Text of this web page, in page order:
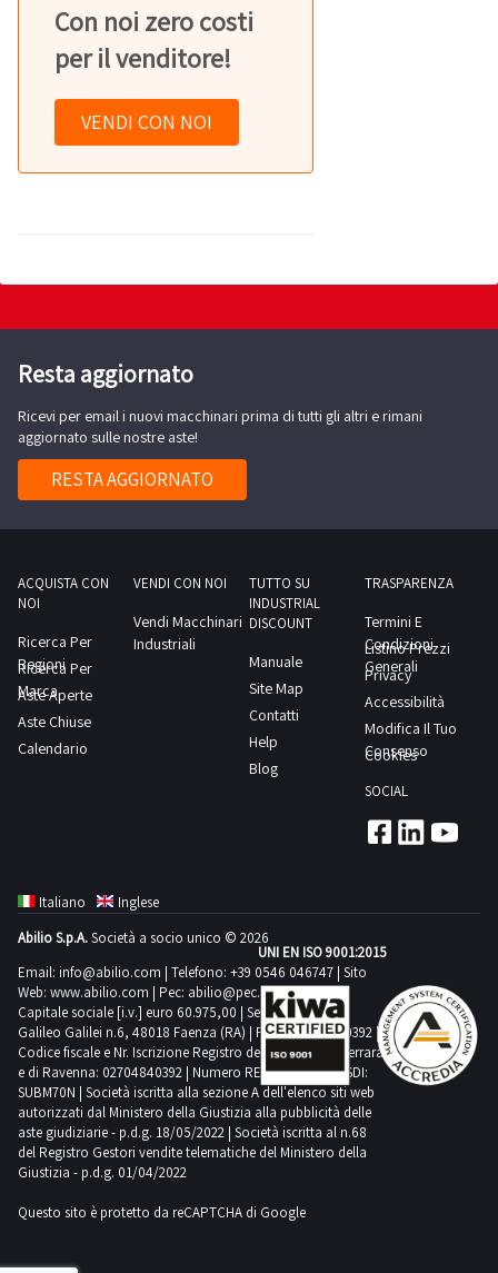
Con noi zero costi
per il venditore!
VENDI CON NOI
Resta aggiornato
Ricevi per email i nuovi macchinari prima di tutti gli altri e rimani
aggiornato sulle nostre aste!
RESTA AGGIORNATO
ACQUISTA CON
NOI
Ricerca Per
Regioni
Ricerca Per
Marca
Aste Aperte
Aste Chiuse
Calendario
VENDI CON NOI
Vendi Macchinari
Industriali
TUTTO SU
INDUSTRIAL
DISCOUNT
Manuale
Site Map
Contatti
Help
Blog
TRASPARENZA
Termini E
Condizioni
Generali
Listino Prezzi
Privacy
Accessibilità
Modifica Il Tuo
Consenso
Cookies
SOCIAL
Italiano
Inglese
Abilio S.p.A.Società a socio unico © 2026
Email: info@abilio.com | Telefono: +39 0546 046747 | Sito
Web: www.abilio.com | Pec: abilio@pec.illimity.com
Capitale sociale [i.v.] euro 60.975,00 | Sede legale in Via
Galileo Galilei n.6, 48018 Faenza (RA) | P.IVA: 02704840392 |
Codice fiscale e Nr. Iscrizione Registro delle Imprese di Ferrara
e di Ravenna: 02704840392 | Numero REA RA 224830 | SDI:
SUBM70N | Società iscritta alla sezione A dell'elenco siti web
autorizzati dal Ministero della Giustizia alla pubblicità delle
aste giudiziarie - p.d.g. 18/05/2022 | Società iscritta al n.68
del Registro Gestori vendite telematiche del Ministero della
Giustizia - p.d.g. 01/04/2022
Questo sito è protetto da reCAPTCHA di Google
UNI EN ISO 9001:2015